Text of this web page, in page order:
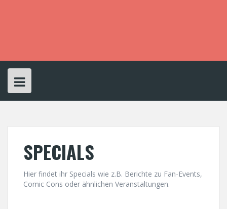
SPECIALS
Hier findet ihr Specials wie z.B. Berichte zu Fan-Events,
Comic Cons oder ähnlichen Veranstaltungen.